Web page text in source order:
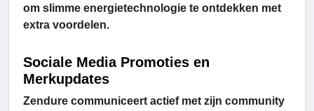
om slimme energietechnologie te ontdekken met
extra voordelen.
Sociale Media Promoties en
Merkupdates
Zendure communiceert actief met zijn community